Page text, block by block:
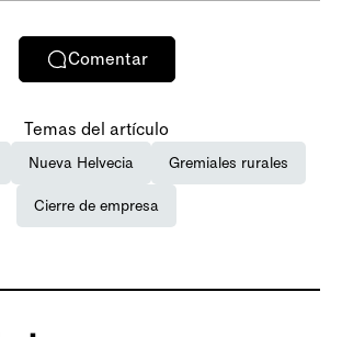
Comentar
Temas del artículo
Nueva Helvecia Gremiales rurales
Cierre de empresa